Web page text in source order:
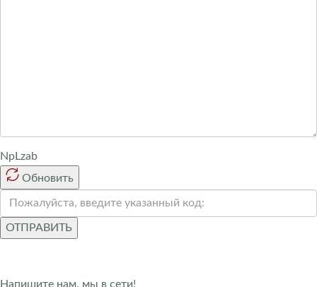
NpLzab
Обновить
ОТПРАВИТЬ
Напишите нам, мы в сети!